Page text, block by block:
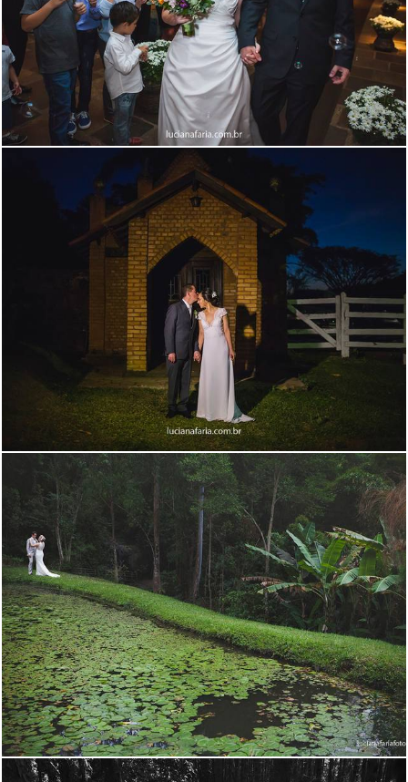
5123 20
6359 28
7869 50